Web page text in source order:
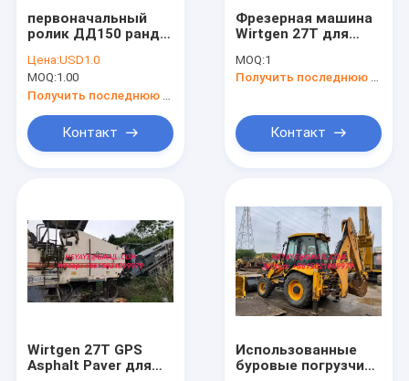
первоначальный
ролик ДД150 ранда
использовал
оборудования
строительства
дорог компактор
двойника ролика
компактор
Цена:USD1.0
MOQ:1.00
Контакт
Фрезерная машина
Wirtgen 27T для
дорожного
строительства
MOQ:1
Получить последнюю цену
Контакт
Wirtgen 27T GPS
Asphalt Paver для
Использованные
буровые погрузчики